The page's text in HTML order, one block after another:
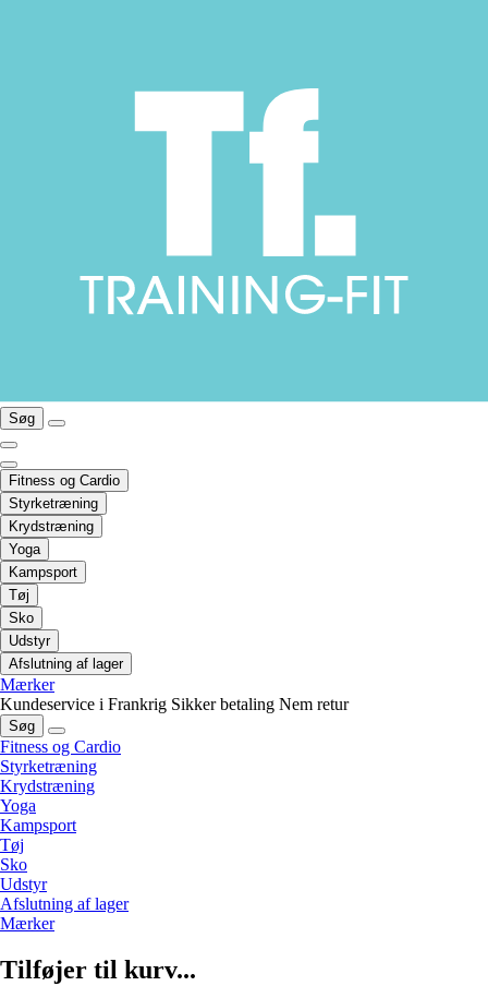
Søg
Fitness og Cardio
Styrketræning
Krydstræning
Yoga
Kampsport
Tøj
Sko
Udstyr
Afslutning af lager
Mærker
Kundeservice i Frankrig Sikker betaling Nem retur
Søg
Fitness og Cardio
Styrketræning
Krydstræning
Yoga
Kampsport
Tøj
Sko
Udstyr
Afslutning af lager
Mærker
Tilføjer til kurv...